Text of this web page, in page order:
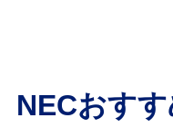
NECおす